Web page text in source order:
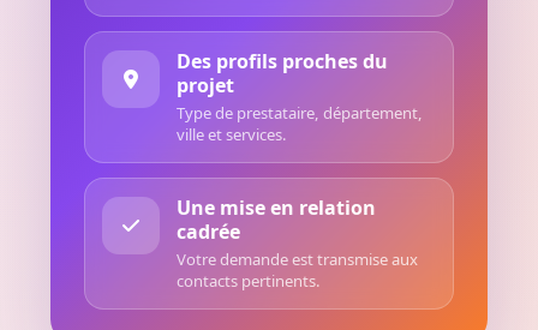
Des profils proches du
projet
Type de prestataire, département,
ville et services.
Une mise en relation
cadrée
Votre demande est transmise aux
contacts pertinents.